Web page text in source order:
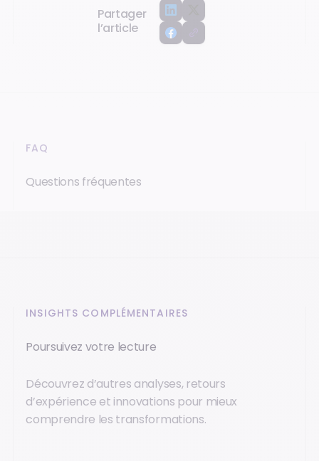
Partager
l’article
FAQ
Questions fréquentes
INSIGHTS COMPLÉMENTAIRES
Poursuivez votre lecture
Découvrez d’autres analyses, retours
d’expérience et innovations pour mieux
comprendre les transformations.